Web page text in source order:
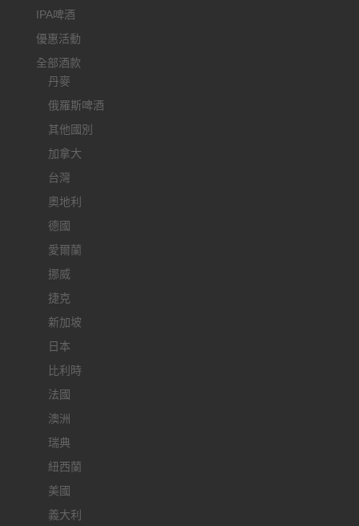
IPA啤酒
優惠活動
全部酒款
丹麥
俄羅斯啤酒
其他國別
加拿大
台灣
奧地利
德國
愛爾蘭
挪威
捷克
新加坡
日本
比利時
法國
澳洲
瑞典
紐西蘭
美國
義大利